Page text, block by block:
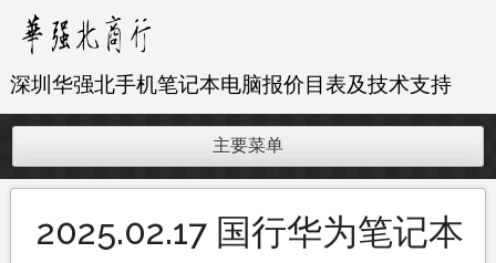
内深圳华强北手机笔记本电脑报价目表及技术支持
主要菜单
2025.02.17 国行华为笔记本